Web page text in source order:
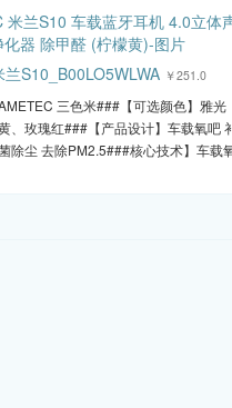
S10_B00LO5WLWA ￥251.0
三色米###【可选颜色】雅光
、玫瑰红###【产品设计】车载氧吧
除尘 去除PM2.5###核心技术】车载